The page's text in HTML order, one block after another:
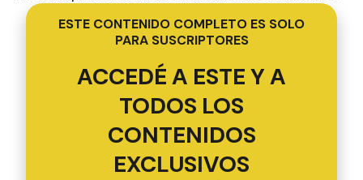
ESTE CONTENIDO COMPLETO ES SOLO
PARA SUSCRIPTORES
ACCEDÉ A ESTE Y A
TODOS LOS
CONTENIDOS
EXCLUSIVOS